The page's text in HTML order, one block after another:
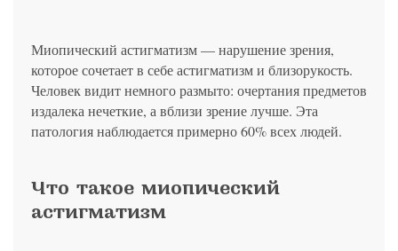
Миопический астигматизм — нарушение зрения,
которое сочетает в себе астигматизм и близорукость.
Человек видит немного размыто: очертания предметов
издалека нечеткие, а вблизи зрение лучше. Эта
патология наблюдается примерно 60% всех людей.
Что такое миопический
астигматизм
Yell ПроДокторов
политикой конфиденциальности
Записаться
Консультация и прием у профессора
Беликовой Е.И.
+7 991 098-78-29
Записаться
Отправить
политикой конфиденциальности
Отправить
на обработкуперсональных данных
Я соглашаюсь на получение рассылки в соответствии с ФЗ от
13.03.2006 №38-ФЗ на условиях и для целей, определенных
политикой конфиденциальности